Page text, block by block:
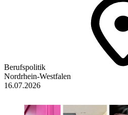
Berufspolitik
Nordrhein-Westfalen
16.07.2026